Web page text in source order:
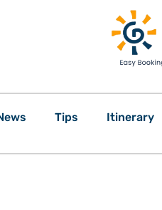
Tips Itinerary